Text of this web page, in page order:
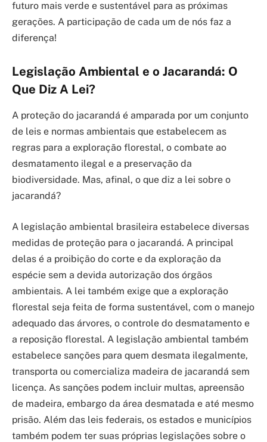
futuro mais verde e sustentável para as próximas
gerações. A participação de cada um de nós faz a
diferença!
Legislação Ambiental e o Jacarandá: O
Que Diz A Lei?
A proteção do jacarandá é amparada por um conjunto
de leis e normas ambientais que estabelecem as
regras para a exploração florestal, o combate ao
desmatamento ilegal e a preservação da
biodiversidade. Mas, afinal, o que diz a lei sobre o
jacarandá?
A legislação ambiental brasileira estabelece diversas
medidas de proteção para o jacarandá. A principal
delas é a proibição do corte e da exploração da
espécie sem a devida autorização dos órgãos
ambientais. A lei também exige que a exploração
florestal seja feita de forma sustentável, com o manejo
adequado das árvores, o controle do desmatamento e
a reposição florestal. A legislação ambiental também
estabelece sanções para quem desmata ilegalmente,
transporta ou comercializa madeira de jacarandá sem
licença. As sanções podem incluir multas, apreensão
de madeira, embargo da área desmatada e até mesmo
prisão. Além das leis federais, os estados e municípios
também podem ter suas próprias legislações sobre o